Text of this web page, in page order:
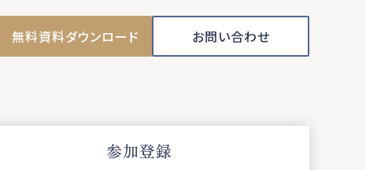
無料資料ダウンロード お問い合わせ
参加登録